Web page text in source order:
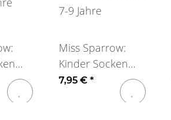
Miss Sparrow:
Kinder Socken
Bambus
Schneemann blau
7,95 € *